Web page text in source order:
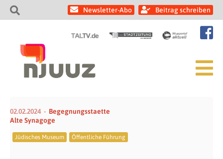
Newsletter-Abo Beitrag schreiben
02.02.2024
Begegnungsstaette
Alte Synagoge
Jüdisches Museum Öffentliche Führung